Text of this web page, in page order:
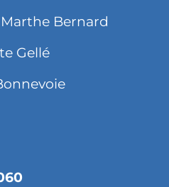
Bernard
Gellé